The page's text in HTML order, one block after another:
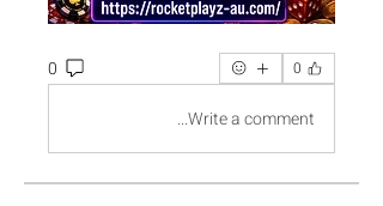
0
0
Write a comment...